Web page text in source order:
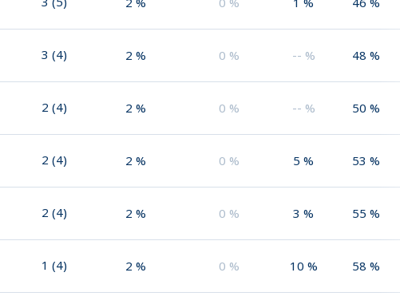
3 (4) 2 % 0 % -- % 48 %
2 (4) 2 % 0 % -- % 50 %
2 (4) 2 % 0 % 5 % 53 %
2 (4) 2 % 0 % 3 % 55 %
1 (4) 2 % 0 % 10 % 58 %